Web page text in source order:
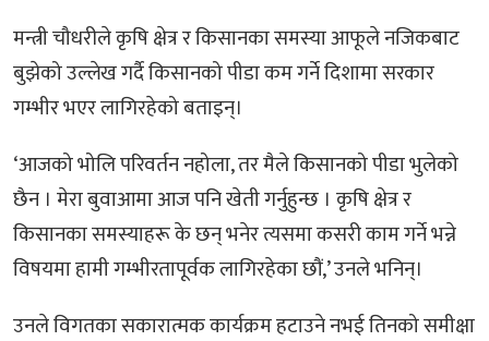
मन्त्री चौधरीले कृषि क्षेत्र र किसानका समस्या आफूले नजिकबाट
बुझेको उल्लेख गर्दै किसानको पीडा कम गर्ने दिशामा सरकार
गम्भीर भएर लागिरहेको बताइन्।
‘आजको भोलि परिवर्तन नहोला, तर मैले किसानको पीडा भुलेको
छैन । मेरा बुवाआमा आज पनि खेती गर्नुहुन्छ । कृषि क्षेत्र र
किसानका समस्याहरू के छन् भनेर त्यसमा कसरी काम गर्ने भन्ने
विषयमा हामी गम्भीरतापूर्वक लागिरहेका छौं,’ उनले भनिन्।
उनले विगतका सकारात्मक कार्यक्रम हटाउने नभई तिनको समीक्षा